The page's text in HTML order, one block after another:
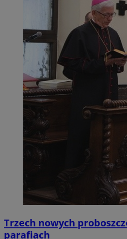
Trzech nowych
parafiach